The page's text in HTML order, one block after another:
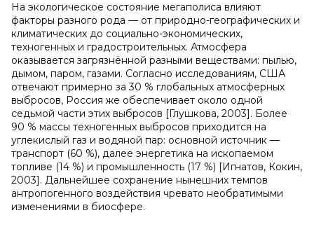
На экологическое состояние мегаполиса влияют
факторы разного рода — от природно-географических и
климатических до социально-экономических,
техногенных и градостроительных. Атмосфера
оказывается загрязнённой разными веществами: пылью,
дымом, паром, газами. Согласно исследованиям, США
отвечают примерно за 30 % глобальных атмосферных
выбросов, Россия же обеспечивает около одной
седьмой части этих выбросов [Глушкова, 2003]. Более
90 % массы техногенных выбросов приходится на
углекислый газ и водяной пар: основной источник —
транспорт (60 %), далее энергетика на ископаемом
топливе (14 %) и промышленность (17 %) [Игнатов, Кокин,
2003]. Дальнейшее сохранение нынешних темпов
антропогенного воздействия чревато необратимыми
изменениями в биосфере.